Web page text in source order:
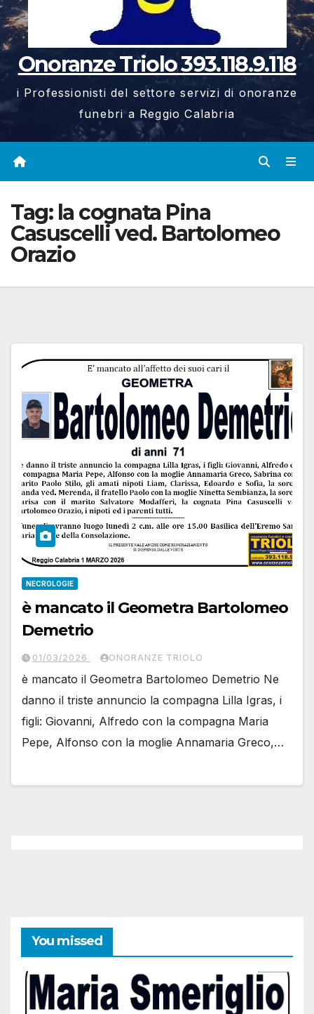
Onoranze Triolo 393.118.9.118
i Professionisti del settore servizi di onoranze
funebri a Reggio Calabria
Tag: la cognata Pina
Casuscelli ved. Bartolomeo
Orazio
NECROLOGIE
è mancato il Geometra Bartolomeo
Demetrio
01/03/2026 ONORANZE TRIOLO
è mancato il Geometra Bartolomeo Demetrio Ne
danno il triste annuncio la compagna Lilla Igras, i
figli: Giovanni, Alfredo con la compagna Maria
Pepe, Alfonso con la moglie Annamaria Greco,…
You missed